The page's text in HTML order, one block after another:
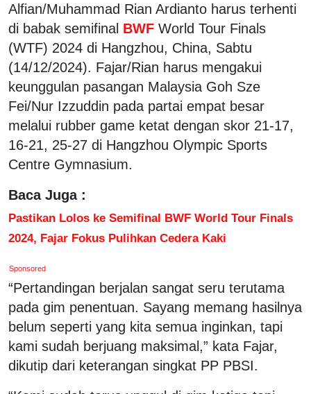
Alfian/Muhammad Rian Ardianto harus terhenti
di babak semifinal BWF World Tour Finals
(WTF) 2024 di Hangzhou, China, Sabtu
(14/12/2024). Fajar/Rian harus mengakui
keunggulan pasangan Malaysia Goh Sze
Fei/Nur Izzuddin pada partai empat besar
melalui rubber game ketat dengan skor 21-17,
16-21, 25-27 di Hangzhou Olympic Sports
Centre Gymnasium.
Baca Juga :
Pastikan Lolos ke Semifinal BWF World Tour Finals
2024, Fajar Fokus Pulihkan Cedera Kaki
Sponsored
“Pertandingan berjalan sangat seru terutama
pada gim penentuan. Sayang memang hasilnya
belum seperti yang kita semua inginkan, tapi
kami sudah berjuang maksimal,” kata Fajar,
dikutip dari keterangan singkat PP PBSI.